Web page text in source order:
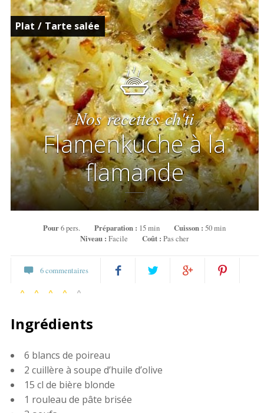
Plat / Tarte salée
Nos recettes ch'ti
Flamenkuche à la
flamande
Pour6 pers. Préparation : 15 min Cuisson :50 min
Niveau : Facile Coût : Pas cher
6 commentaires
Ingrédients
6 blancs de poireau
2 cuillère à soupe d’huile d’olive
15 cl de bière blonde
1 rouleau de pâte brisée